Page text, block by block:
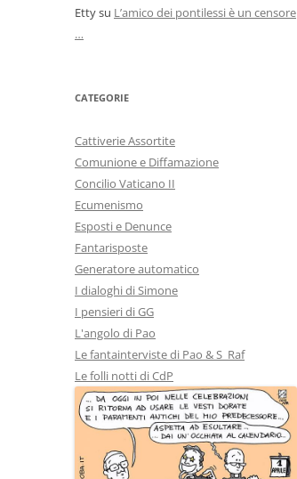
Ettysu L’amico dei pontilessi è un censore
…
CATEGORIE
Cattiverie Assortite
Comunione e Diffamazione
Concilio Vaticano II
Ecumenismo
Esposti e Denunce
Fantarisposte
Generatore automatico
I dialoghi di Simone
I pensieri di GG
L'angolo di Pao
Le fantainterviste di Pao & S_Raf
Le folli notti di CdP